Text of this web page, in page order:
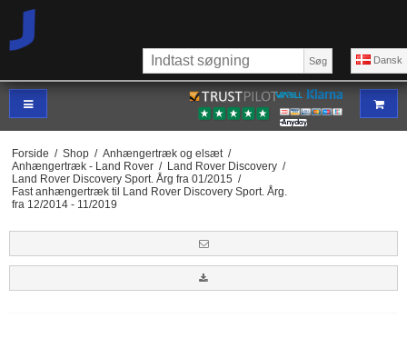
Dansk
Søg
Forside / Shop / Anhængertræk og elsæt /
Anhængertræk - Land Rover / Land Rover Discovery /
Land Rover Discovery Sport. Årg fra 01/2015 /
Fast anhængertræk til Land Rover Discovery Sport. Årg.
fra 12/2014 - 11/2019